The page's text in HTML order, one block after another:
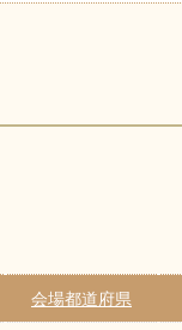
会場都道府県